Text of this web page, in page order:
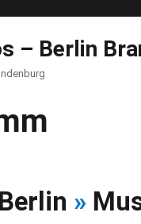
– Berlin
»